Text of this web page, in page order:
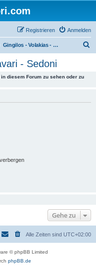
Anmelden
Registrieren
Gingilos - Volakias - Kokkinavari - Sedoni
- Sedoni
diesem Forum zu sehen oder zu
Gehe zu
Alle Zeiten sind UTC+02:00
© phpBB Limited
phpBB.de